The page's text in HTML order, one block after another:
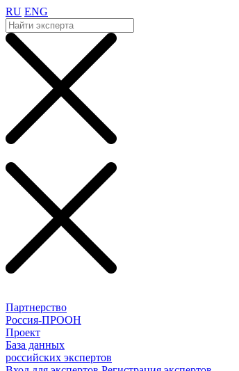
RU ENG
Партнерство
Россия-ПРООН
Проект
База данных
российских экспертов